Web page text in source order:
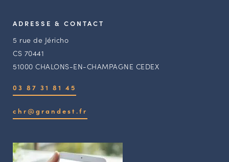
ADRESSE & CONTACT
5 rue de Jéricho
CS 70441
51000 CHALONS-EN-CHAMPAGNE CEDEX
03 87 31 81 45
chr@grandest.fr